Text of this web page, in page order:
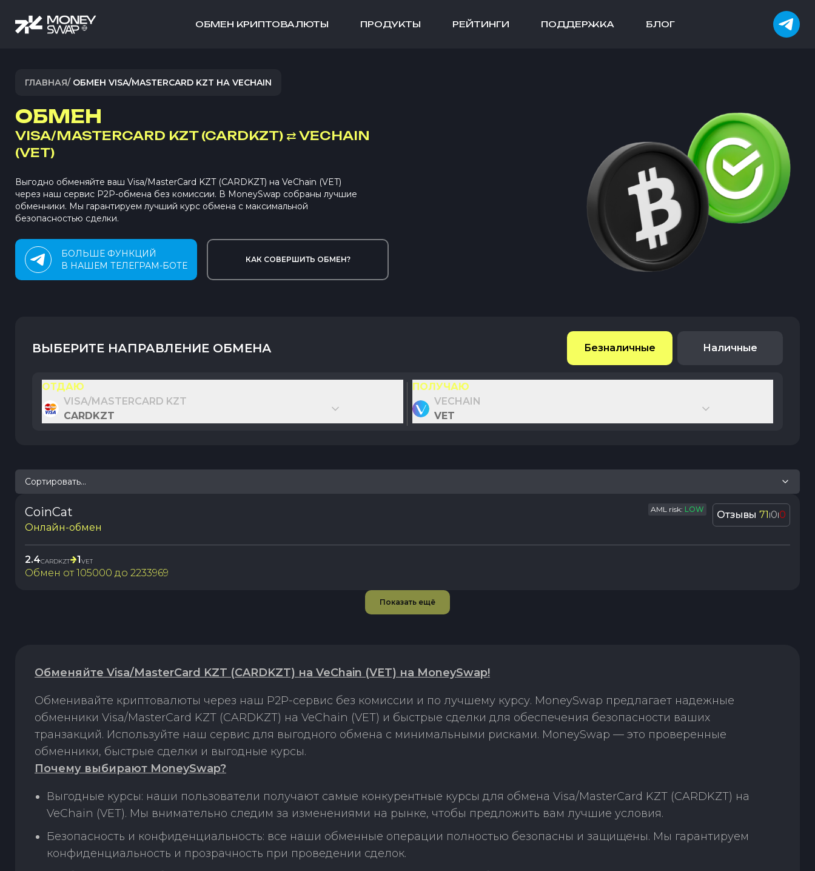
ОБМЕН КРИПТОВАЛЮТЫ ПРОДУКТЫ РЕЙТИНГИ ПОДДЕРЖКА БЛОГ
ГЛАВНАЯ/ ОБМЕН VISA/MASTERCARD KZT НА VECHAIN
ОБМЕН
VISA/MASTERCARD KZT (CARDKZT) ⇄ VECHAIN
(VET)
Выгодно обменяйте ваш Visa/MasterCard KZT (CARDKZT) на VeChain (VET)
через наш сервис P2P-обмена без комиссии. В MoneySwap собраны лучшие
обменники. Мы гарантируем лучший курс обмена с максимальной
безопасностью сделки.
БОЛЬШЕ ФУНКЦИЙ
В НАШЕМ ТЕЛЕГРАМ-БОТЕ
КАК СОВЕРШИТЬ ОБМЕН?
ВЫБЕРИТЕ НАПРАВЛЕНИЕ ОБМЕНА Безналичные Наличные
ОТДАЮ
VISA/MASTERCARD KZT
CARDKZT
ПОЛУЧАЮ
VECHAIN
VET
Сортировать...
CoinCat AML risk: LOW
Онлайн-обмен
Отзывы 71 |0|0
2.4CARDKZT 1VET
Обмен от105000 до 2233969
Показать ещё
Обменяйте Visa/MasterCard KZT (CARDKZT) на VeChain (VET) на MoneySwap!
Обменивайте криптовалюты через наш P2P-сервис без комиссии и по лучшему курсу. MoneySwap предлагает надежные
обменники Visa/MasterCard KZT (CARDKZT) на VeChain (VET) и быстрые сделки для обеспечения безопасности ваших
транзакций. Используйте наш сервис для выгодного обмена с минимальными рисками. MoneySwap — это проверенные
обменники, быстрые сделки и выгодные курсы.
Почему выбирают MoneySwap?
Выгодные курсы: наши пользователи получают самые конкурентные курсы для обмена Visa/MasterCard KZT (CARDKZT) на
VeChain (VET). Мы внимательно следим за изменениями на рынке, чтобы предложить вам лучшие условия.
Безопасность и конфиденциальность: все наши обменные операции полностью безопасны и защищены. Мы гарантируем
конфиденциальность и прозрачность при проведении сделок.